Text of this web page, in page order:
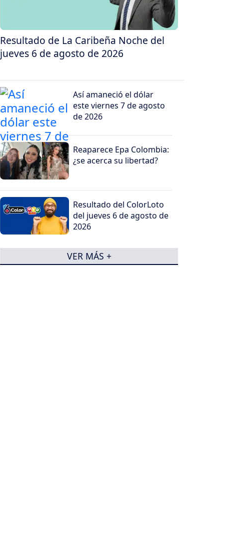
Resultado de La Caribeña Noche del
jueves 6 de agosto de 2026
Así amaneció el dólar
este viernes 7 de agosto
de 2026
Reaparece Epa Colombia:
¿se acerca su libertad?
Resultado del ColorLoto
del jueves 6 de agosto de
2026
VER MÁS +